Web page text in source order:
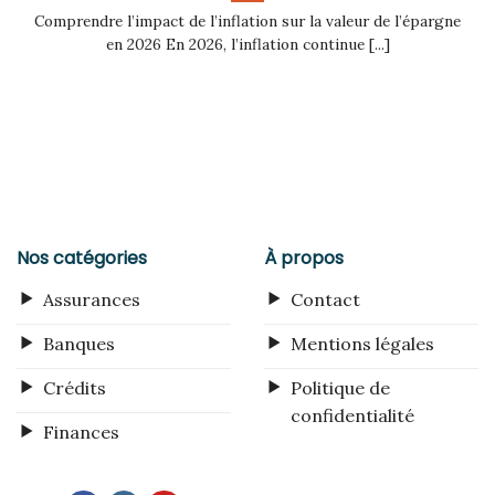
Comprendre l’impact de l’inflation sur la valeur de l’épargne
en 2026 En 2026, l’inflation continue [...]
Nos catégories
Assurances
Banques
Crédits
Finances
À propos
Contact
Mentions légales
Politique de
confidentialité